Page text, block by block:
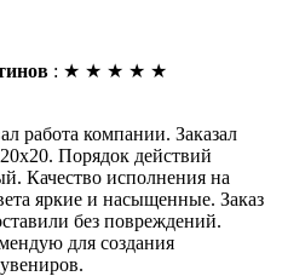
: ★ ★ ★ ★ ★
работа компании. Заказал
Порядок действий
Качество исполнения на
яркие и насыщенные. Заказ
без повреждений.
для создания